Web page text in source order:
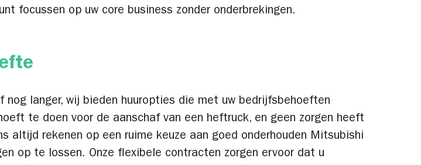
focussen op uw core business zonder onderbrekingen.
langer, wij bieden huuropties die met uw bedrijfsbehoeften
te doen voor de aanschaf van een heftruck, en geen zorgen heeft
altijd rekenen op een ruime keuze aan goed onderhouden Mitsubishi
op te lossen. Onze flexibele contracten zorgen ervoor dat u